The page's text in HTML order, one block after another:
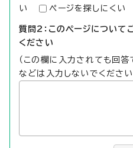
い
ページを探しにくい
質問2：このページについて
ください
（この欄に入力されても回答
などは入力しないでください